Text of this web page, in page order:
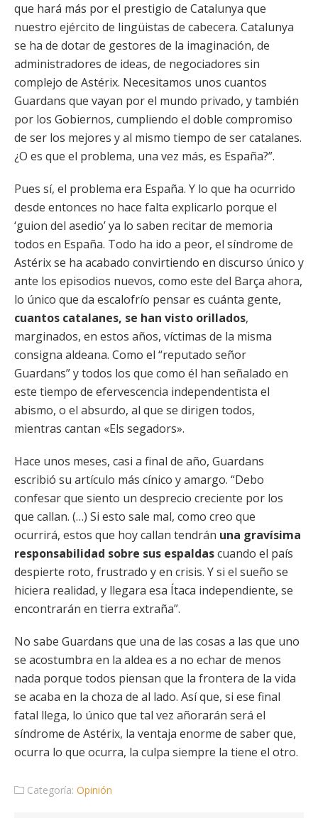
que hará más por el prestigio de Catalunya que
nuestro ejército de lingüistas de cabecera. Catalunya
se ha de dotar de gestores de la imaginación, de
administradores de ideas, de negociadores sin
complejo de Astérix. Necesitamos unos cuantos
Guardans que vayan por el mundo privado, y también
por los Gobiernos, cumpliendo el doble compromiso
de ser los mejores y al mismo tiempo de ser catalanes.
¿O es que el problema, una vez más, es España?”.
Pues sí, el problema era España. Y lo que ha ocurrido
desde entonces no hace falta explicarlo porque el
‘guion del asedio’ ya lo saben recitar de memoria
todos en España. Todo ha ido a peor, el síndrome de
Astérix se ha acabado convirtiendo en discurso único y
ante los episodios nuevos, como este del Barça ahora,
lo único que da escalofrío pensar es cuánta gente,
cuantos catalanes, se han visto orillados,
marginados, en estos años, víctimas de la misma
consigna aldeana. Como el “reputado señor
Guardans” y todos los que como él han señalado en
este tiempo de efervescencia independentista el
abismo, o el absurdo, al que se dirigen todos,
mientras cantan «Els segadors».
Hace unos meses, casi a final de año, Guardans
escribió su artículo más cínico y amargo. “Debo
confesar que siento un desprecio creciente por los
que callan. (…) Si esto sale mal, como creo que
ocurrirá, estos que hoy callan tendrán una gravísima
responsabilidad sobre sus espaldascuando el país
despierte roto, frustrado y en crisis. Y si el sueño se
hiciera realidad, y llegara esa Ítaca independiente, se
encontrarán en tierra extraña”.
No sabe Guardans que una de las cosas a las que uno
se acostumbra en la aldea es a no echar de menos
nada porque todos piensan que la frontera de la vida
se acaba en la choza de al lado. Así que, si ese final
fatal llega, lo único que tal vez añorarán será el
síndrome de Astérix, la ventaja enorme de saber que,
ocurra lo que ocurra, la culpa siempre la tiene el otro.
Categoría: Opinión